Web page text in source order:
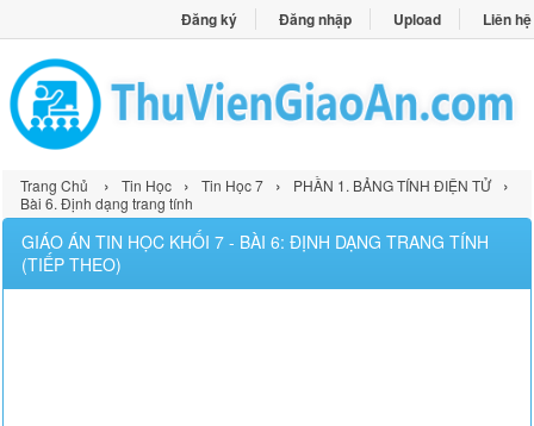
Đăng ký Đăng nhập Upload Liên hệ
Trang Chủ › Tin Học › Tin Học 7 › PHẦN 1. BẢNG TÍNH ĐIỆN TỬ ›
Bài 6. Định dạng trang tính
GIÁO ÁN TIN HỌC KHỐI 7 - BÀI 6: ĐỊNH DẠNG TRANG TÍNH
(TIẾP THEO)